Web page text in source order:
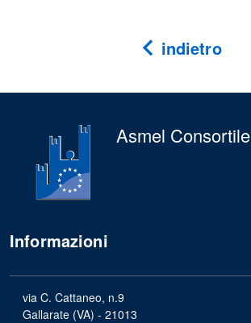
indietro
Asmel Consortile
Informazioni
via C. Cattaneo, n.9
Gallarate (VA) - 21013